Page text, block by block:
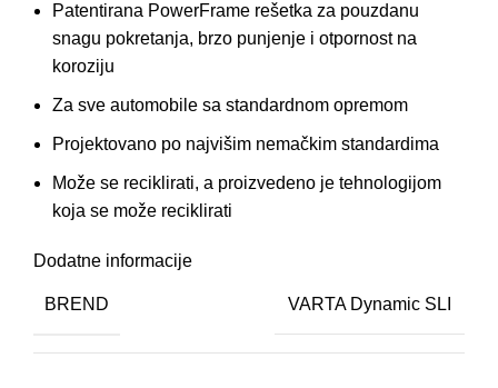
Patentirana PowerFrame rešetka za pouzdanu
snagu pokretanja, brzo punjenje i otpornost na
koroziju
Za sve automobile sa standardnom opremom
Projektovano po najvišim nemačkim standardima
Može se reciklirati, a proizvedeno je tehnologijom
koja se može reciklirati
Dodatne informacije
BREND VARTA Dynamic SLI